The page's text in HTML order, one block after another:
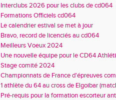
Interclubs 2026 pour les clubs de cd064
Formations Officiels cd064
Le calendrier estival se met à jour
Bravo, record de licenciés au cd064
Meilleurs Voeux 2024
Une nouvelle équipe pour le CD64
Stage comité 2024
Championnats de France d'épreuves
Duler titré
1 athlète du 64 au cross de Elgoibar
Pré-requis pour la formation escorteur